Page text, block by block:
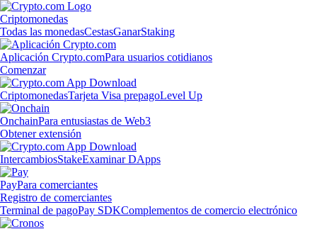
Criptomonedas
Todas las monedasCestasGanarStaking
Aplicación Crypto.comPara usuarios cotidianos
Comenzar
CriptomonedasTarjeta Visa prepagoLevel Up
OnchainPara entusiastas de Web3
Obtener extensión
IntercambiosStakeExaminar DApps
PayPara comerciantes
Registro de comerciantes
Terminal de pagoPay SDKComplementos de comercio electrónico